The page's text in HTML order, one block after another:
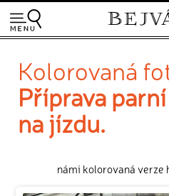
Kolorovaná
Příprava
na jízdu.
námi kolorovaná verze